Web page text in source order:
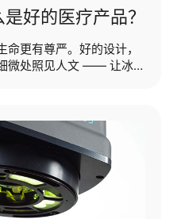
好的医疗产品？
更有尊严。好的设计，
微处照见人文 —— 让冰冷
疗专业人员高效操作的需
备时的心理压力，同时还
的适配性。那么，究竟什
？本期提纲：·我们的设计
优秀设计的6个小技巧
计吗？）···...